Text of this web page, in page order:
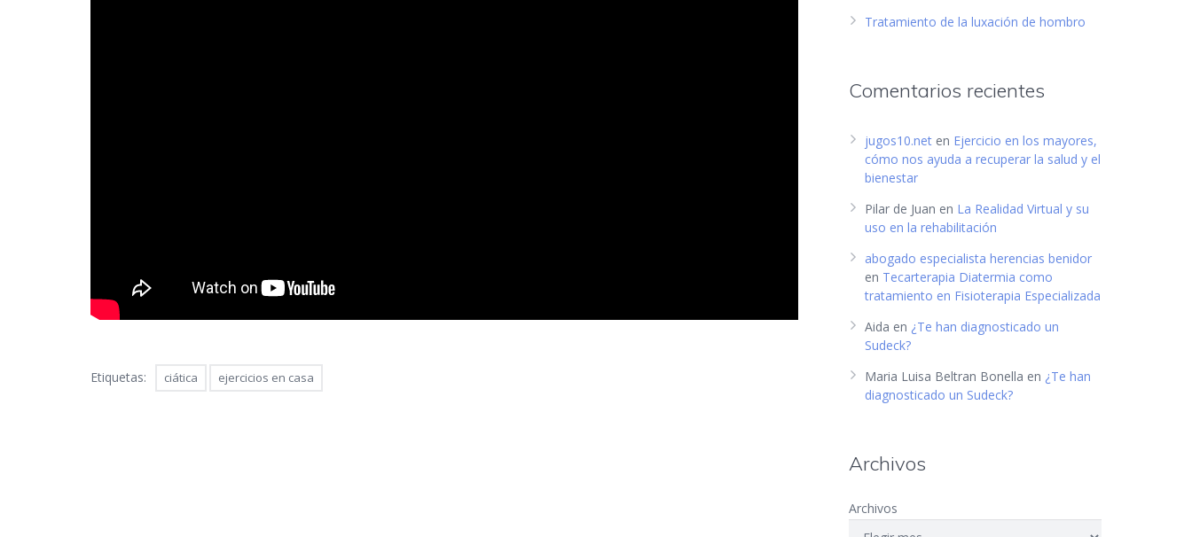
Etiquetas: ciática ejercicios en casa
Tratamiento de la luxación de hombro
Comentarios recientes
jugos10.net en Ejercicio en los mayores,
cómo nos ayuda a recuperar la salud y el
bienestar
Pilar de Juan en La Realidad Virtual y su
uso en la rehabilitación
abogado especialista herencias benidor
en Tecarterapia Diatermia como
tratamiento en Fisioterapia Especializada
Aida en ¿Te han diagnosticado un
Sudeck?
Maria Luisa Beltran Bonella en ¿Te han
diagnosticado un Sudeck?
Archivos
Archivos